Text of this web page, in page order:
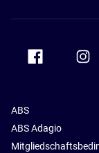
Accor Facebook
ABS
ABS Adagio